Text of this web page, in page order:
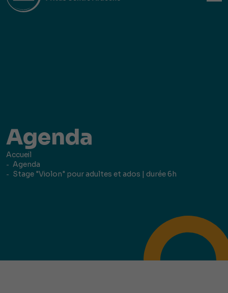
Agenda
Accueil
Agenda
Stage "Violon" pour adultes et ados | durée 6h